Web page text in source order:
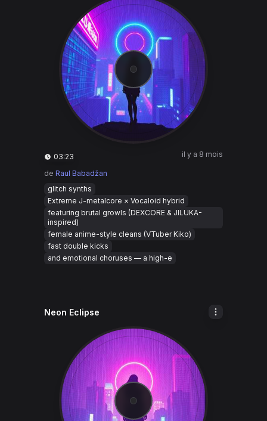
03:23 il y a 8 mois
de Raul Babadžan
glitch synths
Extreme J-metalcore × Vocaloid hybrid
featuring brutal growls (DEXCORE & JILUKA-
inspired)
female anime-style cleans (VTuber Kiko)
fast double kicks
and emotional choruses — a high-e
Neon Eclipse